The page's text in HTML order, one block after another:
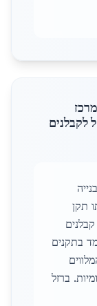
לקבלנים
תקן
בתקנים
ברזל